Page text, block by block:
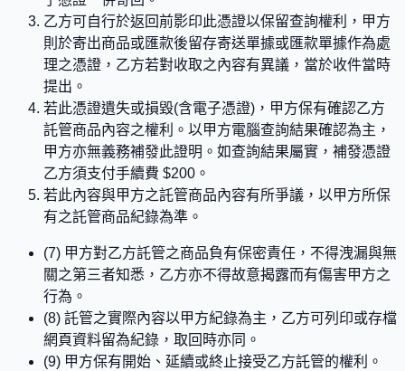
乙方可自行於返回前影印此憑證以保留查詢權利，甲方
則於寄出商品或匯款後留存寄送單據或匯款單據作為處
理之憑證，乙方若對收取之內容有異議，當於收件當時
提出。
若此憑證遺失或損毀(含電子憑證)，甲方保有確認乙方
託管商品內容之權利。以甲方電腦查詢結果確認為主，
甲方亦無義務補發此證明。如查詢結果屬實，補發憑證
乙方須支付手續費 $200。
若此內容與甲方之託管商品內容有所爭議，以甲方所保
有之託管商品紀錄為準。
(7) 甲方對乙方託管之商品負有保密責任，不得洩漏與無
關之第三者知悉，乙方亦不得故意揭露而有傷害甲方之
行為。
(8) 託管之實際內容以甲方紀錄為主，乙方可列印或存檔
網頁資料留為紀錄，取回時亦同。
(9) 甲方保有開始、延續或終止接受乙方託管的權利。